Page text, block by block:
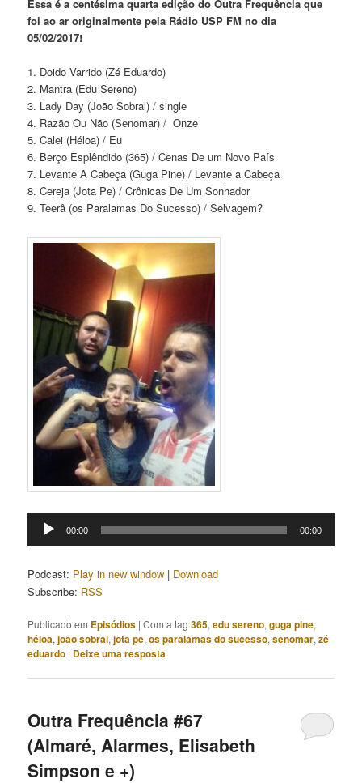
Essa é a centésima quarta edição do Outra Frequência que
foi ao ar originalmente pela Rádio USP FM no dia
05/02/2017!
1. Doido Varrido (Zé Eduardo)
2. Mantra (Edu Sereno)
3. Lady Day (João Sobral) / single
4. Razão Ou Não (Senomar) / Onze
5. Calei (Héloa) / Eu
6. Berço Esplêndido (365) / Cenas De um Novo País
7. Levante A Cabeça (Guga Pine) / Levante a Cabeça
8. Cereja (Jota Pe) / Crônicas De Um Sonhador
9. Teerâ (os Paralamas Do Sucesso) / Selvagem?
Tocador
00:00 00:00
Podcast: Play in new window | Download
Subscribe: RSS
Publicado em Episódios |Com a tag365,edu sereno,guga pine,
héloa,joão sobral,jota pe,os paralamas do sucesso,senomar,zé
eduardo | Deixe uma resposta
Outra Frequência #67
(Almaré, Alarmes, Elisabeth
Simpson e +)